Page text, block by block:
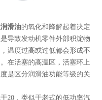
滑油的氧化和降解起着决定
导致发动机零件外部积淀物
温度过高或过低都会形成不
在活塞的高温区，活塞环上
是区分润滑油功能等级的关
20，类似于老式的低功率汽